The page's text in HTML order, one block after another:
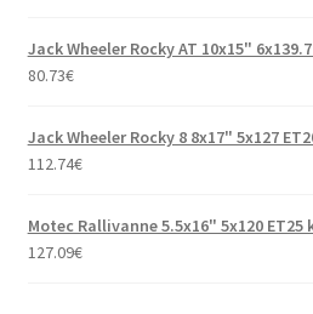
Jack Wheeler Rocky AT 10x15"
80.73€
Jack Wheeler Rocky 8 8x17" 5x127
112.74€
Motec Rallivanne 5.5x16" 5x120 ET25
127.09€